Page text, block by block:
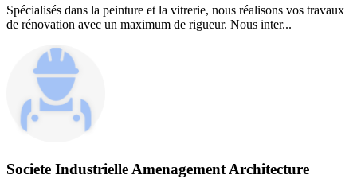
Spécialisés dans la peinture et la vitrerie, nous réalisons vos travaux
de rénovation avec un maximum de rigueur. Nous inter...
Societe Industrielle Amenagement Architecture